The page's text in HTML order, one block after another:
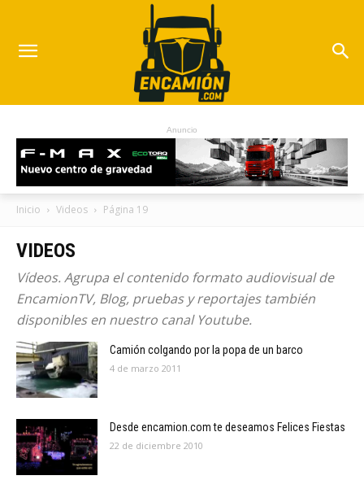
Anuncio
Inicio Videos Página 19
VIDEOS
Vídeos. Agrupa el contenido formato audiovisual de
EncamionTV, Blog, pruebas y reportajes también
disponibles en nuestro canal Youtube.
Camión colgando por la popa de un barco
4 de marzo 2011
Desde encamion.com te deseamos Felices Fiestas
22 de diciembre 2010